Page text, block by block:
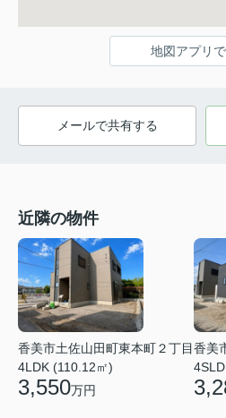
地図アプリ
メールで共有する
近隣の物件
香美市土佐山田町東本町２丁目
4LDK (110.12㎡)
3,550万円
香美